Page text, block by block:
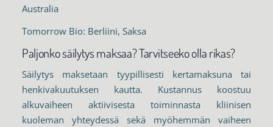
Australia
Tomorrow Bio: Berliini, Saksa
Paljonko säilytys maksaa? Tarvitseeko olla rikas?
Säilytys maksetaan tyypillisesti kertamaksuna tai
henkivakuutuksen kautta. Kustannus koostuu
alkuvaiheen aktiivisesta toiminnasta kliinisen
kuoleman yhteydessä sekä myöhemmän vaiheen